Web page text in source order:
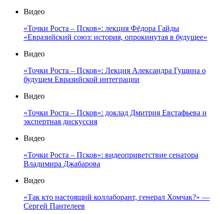
Видео
«Точки Роста – Псков»: лекция Фёдора Гайды
«Евразийский союз: история, опрокинутая в будущее»
Видео
«Точки Роста – Псков»: Лекция Александра Гущина о
будущем Евразийской интеграции
Видео
«Точки Роста – Псков»: доклад Дмитрия Евстафьева и
экспертная дискуссия
Видео
«Точки Роста – Псков»: видеоприветствие сенатора
Владимира Джабарова
Видео
«Так кто настоящий коллаборант, генерал Хомчак?» —
Сергей Пантелеев